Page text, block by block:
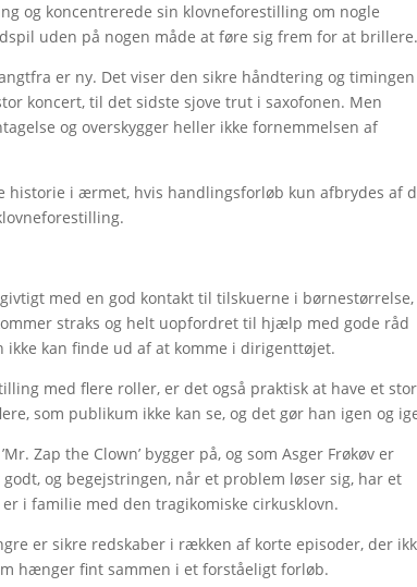
og koncentrerede sin klovneforestilling om nogle
uden på nogen måde at føre sig frem for at brillere.
er ny. Det viser den sikre håndtering og
koncert, til det sidste sjove trut i saxofonen. Men
og overskygger heller ikke fornemmelsen af
historie i ærmet, hvis handlingsforløb kun afbrydes af
med en god kontakt til tilskuerne i børnestørrelse,
straks og helt uopfordret til hjælp med gode råd
kan finde ud af at komme i dirigenttøjet.
med flere roller, er det også praktisk at have et
som publikum ikke kan se, og det gør han igen og
Zap the Clown’ bygger på, og som Asger Frøkøv er
og begejstringen, når et problem løser sig, har et
i familie med den tragikomiske cirkusklovn.
er sikre redskaber i rækken af korte episoder, der
hænger fint sammen i et forståeligt forløb.